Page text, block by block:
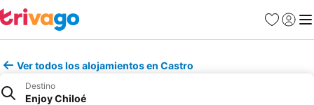
Favoritos
Iniciar
Ver todos los alojamientos en Castro
Destino
Enjoy Chiloé